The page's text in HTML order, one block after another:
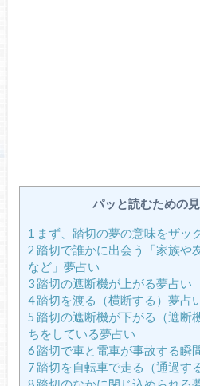
パッと読むための
1 まず、踏切の夢の意味をザッ
2 踏切で誰かに出会う「家族や
など」夢占い
3踏切の遮断機が上がる夢占い
4踏切を渡る（横断する）夢占
5 踏切の遮断機が下がる（遮断
ちをしている夢占い
6踏切で車と電車が事故する瞬
7踏切を自転車で走る（通過す